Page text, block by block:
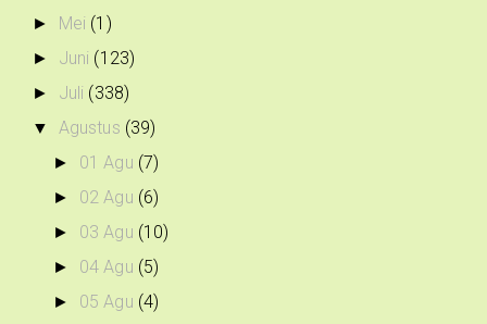
► Mei (1)
► Juni (123)
► Juli (338)
▼ Agustus (39)
► 01 Agu (7)
► 02 Agu (6)
► 03 Agu (10)
► 04 Agu (5)
► 05 Agu (4)